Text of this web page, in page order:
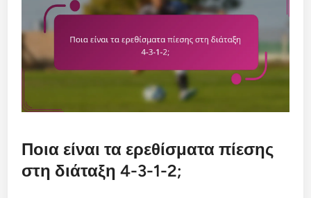
Ποια είναι τα ερεθίσματα πίεσης
στη διάταξη 4-3-1-2;